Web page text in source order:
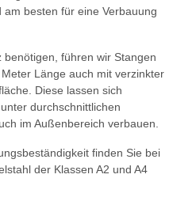
besten für eine Verbauung
benötigen, führen wir Stangen
Länge auch mit verzinkter
Diese lassen sich
durchschnittlichen
im Außenbereich verbauen.
finden Sie bei
der Klassen A2 und A4